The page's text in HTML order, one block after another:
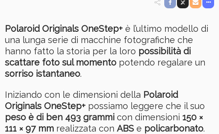
Polaroid Originals OneStep+ è l’ultimo modello di
una lunga serie di macchine fotografiche che
hanno fatto la storia per la loro possibilità di
scattare foto sul momento potendo regalare un
sorriso istantaneo.
Iniziando con le dimensioni della Polaroid
Originals OneStep+ possiamo leggere che il suo
peso è di ben 493 grammi con dimensioni 150 ×
111 × 97 mm realizzata con ABS e policarbonato.